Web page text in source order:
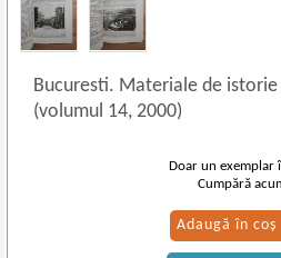
Bucuresti. Materiale de
(volumul 14, 2000)
Doar un exemplar
Cumpără
Adaugă în coș